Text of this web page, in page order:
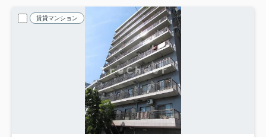
賃貸マンション